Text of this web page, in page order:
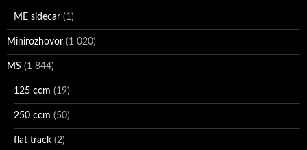
ME sidecar (1)
Minirozhovor (1 020)
MS (1 844)
125 ccm (19)
250 ccm (50)
flat track (2)